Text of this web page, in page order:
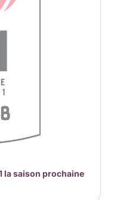
la saison prochaine